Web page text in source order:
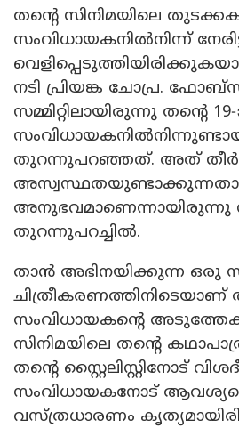
തന്റെ സിനിമയിലെ
സംവിധായകനിൽനിന്ന്
നടി പ്രിയങ്ക ചോപ്ര.
സമ്മിറ്റിലായിരുന്നു തന്റെ
തുറന്നുപറഞ്ഞത്. അത്
അനുഭവമാണെന്നായിരുന്നു
തുറന്നുപറച്ചിൽ.
താൻ അഭിനയിക്കുന്ന ഒരു
ചിത്രീകരണത്തിനിടെയാണ്
സംവിധായകന്റെ
സിനിമയിലെ തന്റെ
തന്റെ സ്റ്റൈലിസ്റ്റിനോട്
സംവിധായകനോട്
വസ്ത്രധാരണം